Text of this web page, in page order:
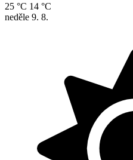
25 °C 14 °C
neděle 9. 8.